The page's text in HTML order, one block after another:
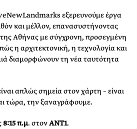
εξερευνούμε έργα
και μέλλον, επανασυστήνοντας
Αθήνας με σύγχρονη, προσεγμένη
η αρχιτεκτονική, η τεχνολογία και
διαμορφώνουν τη νέα ταυτότητα
απλώς σημεία στον χάρτη – είναι
τώρα, την ξαναγράφουμε.
8:15 π.μ. στονANT1.